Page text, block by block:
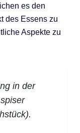
es den
des Essens zu
Aspekte zu
in der